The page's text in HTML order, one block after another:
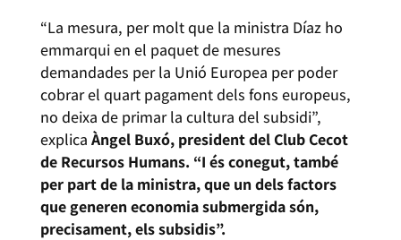
“La mesura, per molt que la ministra Díaz ho
emmarqui en el paquet de mesures
demandades per la Unió Europea per poder
cobrar el quart pagament dels fons europeus,
no deixa de primar la cultura del subsidi”,
explica Àngel Buxó, president del Club Cecot
de Recursos Humans. “I és conegut, també
per part de la ministra, que un dels factors
que generen economia submergida són,
precisament, els subsidis”.